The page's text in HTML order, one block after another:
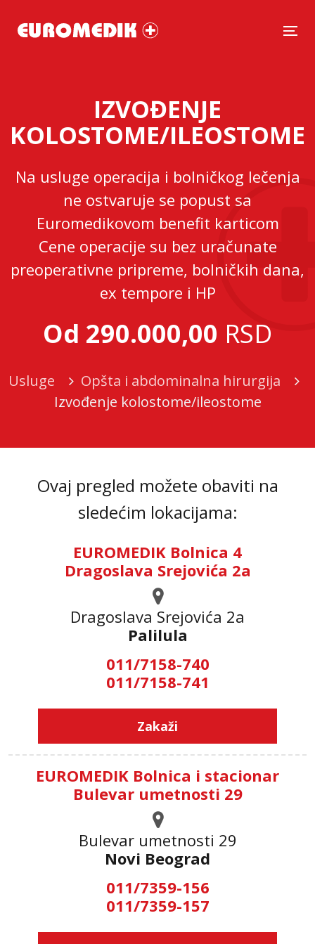
IZVOĐENJE
KOLOSTOME/ILEOSTOME
Na usluge operacija i bolničkog lečenja
ne ostvaruje se popust sa
Euromedikovom benefit karticom
Cene operacije su bez uračunate
preoperativne pripreme, bolničkih dana,
ex tempore i HP
Od 290.000,00 RSD
Usluge
Opšta i abdominalna hirurgija
Izvođenje kolostome/ileostome
Ovaj pregled možete obaviti na
sledećim lokacijama:
EUROMEDIK Bolnica 4
Dragoslava Srejovića 2a
Dragoslava Srejovića 2а
Palilula
011/7158-740
011/7158-741
Zakaži
EUROMEDIK Bolnica i stacionar
Bulevar umetnosti 29
Bulevar umetnosti 29
Novi Beograd
011/7359-156
011/7359-157